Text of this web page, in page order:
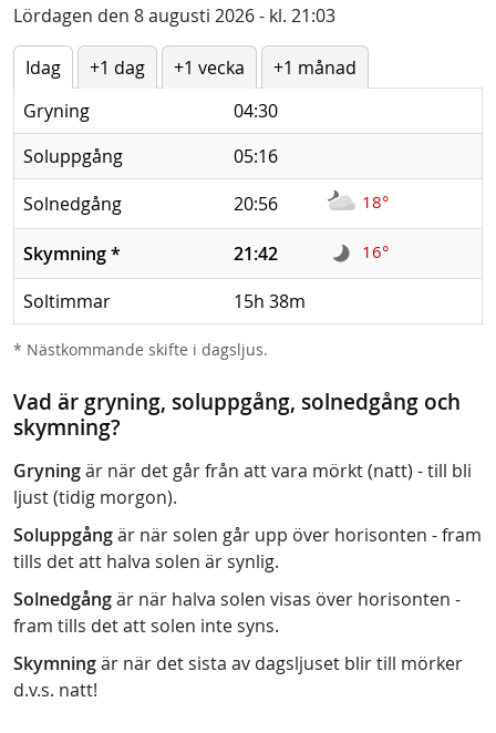
Lördagen den 8 augusti 2026 - kl. 21:03
Idag +1 dag +1 vecka
+1 månad
Gryning
04:30
Soluppgång
05:16
Solnedgång
20:56 18°
Skymning* 21:42 16°
Soltimmar 15h 38m
* Nästkommande skifte i dagsljus.
Vad är gryning, soluppgång, solnedgång och
skymning?
Gryningär när det går från att vara mörkt (natt) - till bli
ljust (tidig morgon).
Soluppgångär när solen går upp över horisonten - fram
tills det att halva solen är synlig.
Solnedgångär när halva solen visas över horisonten -
fram tills det att solen inte syns.
Skymningär när det sista av dagsljuset blir till mörker
d.v.s. natt!